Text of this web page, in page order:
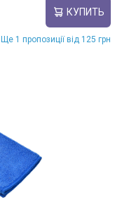
КУПИТЬ
Ще 1 пропозиції від 125 грн